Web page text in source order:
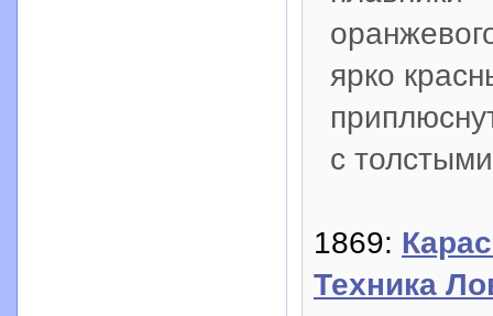
ярко
с
1869:
Техника